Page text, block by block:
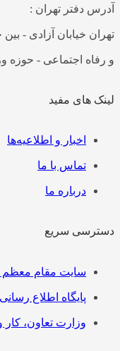
آدرس دفتر تهران :
تهران خیابان آزادی -
و رفاه اجتماعی - حوزه
لینک های مفید
فهرستاخبار و اطلاعیه‌ها
تماس با ما
درباره ما
دسترسی سریع
فهرستسایت مقام معظم
پایگاه اطلاع
وزارت تعاون، کار